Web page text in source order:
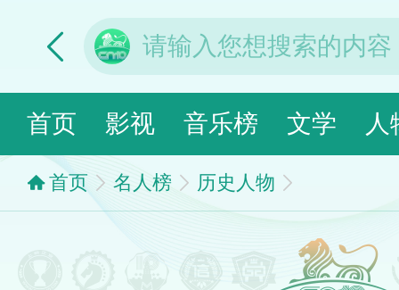
首页 影视 音乐榜 文学 人
首页 名人榜 历史人物